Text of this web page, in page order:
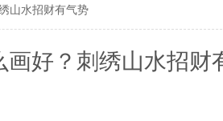
山水招财有气势
好？刺绣山水招财